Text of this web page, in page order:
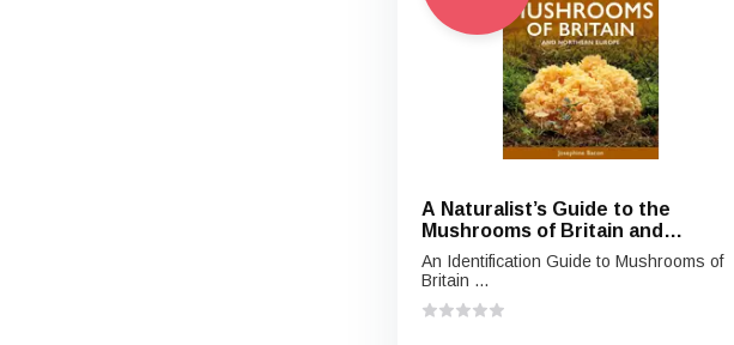
A Naturalist’s Guide to the
Mushrooms of Britain and
Northern Europe
An Identification Guide to Mushrooms of
Britain ...